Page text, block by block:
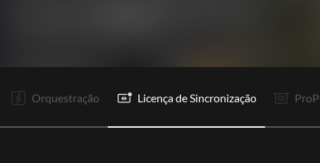
Orquestração Licença de Sincronização